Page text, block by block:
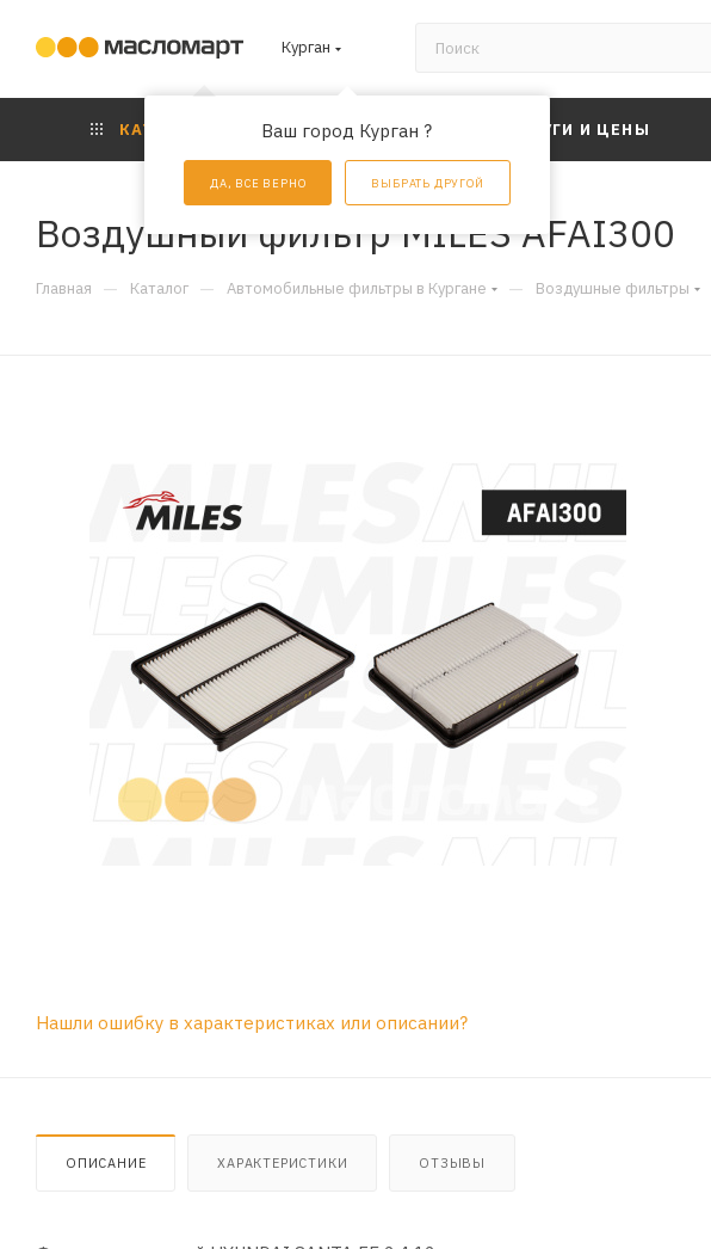
Курган
Ваш город Курган ?
ДА, ВСЕ ВЕРНО ВЫБРАТЬ ДРУГОЙ
КАТАЛОГ АКЦИИ УСЛУГИ И ЦЕНЫ
Воздушный фильтр MILES AFAI300
Главная — Каталог — Автомобильные фильтры в Кургане — Воздушные фильтры
Нашли ошибку в характеристиках или описании?
ОПИСАНИЕ ХАРАКТЕРИСТИКИ ОТЗЫВЫ